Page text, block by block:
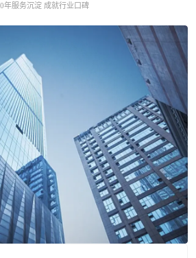
年服务沉淀 成就行业口碑